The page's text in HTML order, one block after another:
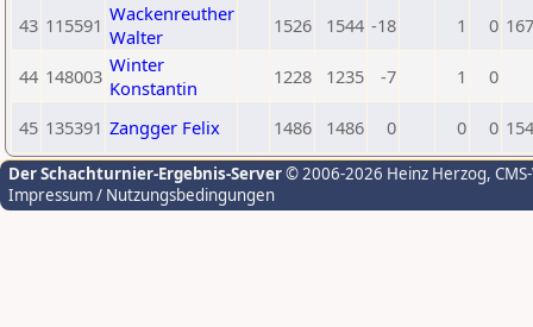
43 115591 Wackenreuther
Walter
1526 1544 -18 1 0
44 148003 Winter
Konstantin
1228 1235 -7 1 0
45 135391 Zangger Felix 1486 1486 0 0 0
Der Schachturnier-Ergebnis-Server© 2006-2026 Heinz Herzog,
Impressum / Nutzungsbedingungen